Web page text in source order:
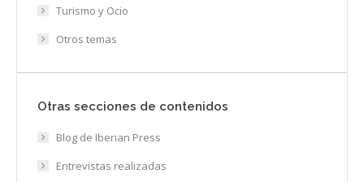
Turismo y Ocio
Otros temas
Otras secciones de contenidos
Blog de Iberian Press
Entrevistas realizadas